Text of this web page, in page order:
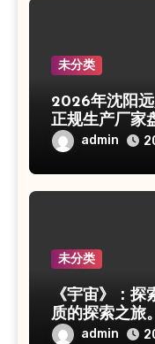
未分类
2026年沈阳
正规生产厂家
admin
未分类
《宇宙》：
质的探索之旅。
admin